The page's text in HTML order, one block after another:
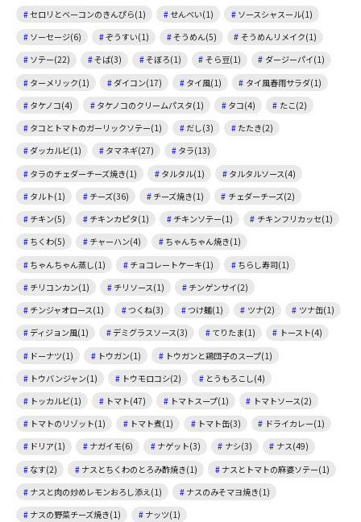
セロリとベーコンのきんぴら(1) せんべい(1)
ソースシャスール(1)
ソーセージ(6)
ぞうすい(1) そうめん(5)
そうめんリメイク(1)
ソテー(22)
そば(3) そぼろ(1) そら豆(1)
ダージーパイ(1)
ターメリック(1)
ダイコン(17) タイ風(1)
タイ風春雨サラダ(1)
タケノコ(4)
タケノコのクリームパスタ(1) タコ(4)
たこ(2)
タコとトマトのガーリックソテー(1)
だし(3)
たたき(2)
ダッカルビ(1)
タマネギ(27)
タラ(13)
タラのチェダーチーズ焼き(1)
タルタル(1)
タルタルソース(4)
タルト(1)
チーズ(36) チーズ焼き(1)
チェダーチーズ(2)
チキン(5)
チキンカピタ(1) チキンソテー(1)
チキンフリカッセ(1)
ちくわ(5)
チャーハン(4)
ちゃんちゃん焼き(1)
ちゃんちゃん蒸し(1)
チョコレートケーキ(1)
ちらし寿司(1)
チリコンカン(1)
チリソース(1)
チンゲンサイ(2)
チンジャオロース(1)
つくね(3) つけ麺(1) ツナ(2)
ツナ缶(1)
ディジョン風(1)
デミグラスソース(3) てりたま(1)
トースト(4)
ドーナツ(1)
トウガン(1)
トウガンと鶏団子のスープ(1)
トウバンジャン(1)
トウモロコシ(2)
とうもろこし(4)
トッカルビ(1)
トマト(47) トマトスープ(1)
トマトソース(2)
トマトのリゾット(1)
トマト煮(1) トマト缶(3)
ドライカレー(1)
ドリア(1)
ナガイモ(6) ナゲット(3) ナシ(3)
ナス(49)
なす(2)
ナスとちくわのとろみ酢焼き(1)
ナスとトマトの麻婆ソテー(1)
ナスと肉の炒めレモンおろし添え(1)
ナスのみそマヨ焼き(1)
ナスの野菜チーズ焼き(1)
ナッツ(1)